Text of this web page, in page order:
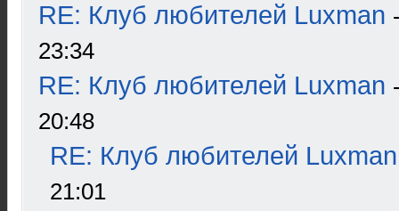
RE: Клуб любителей Luxman
23:34
RE: Клуб любителей Luxman
20:48
RE: Клуб любителей Luxman
21:01